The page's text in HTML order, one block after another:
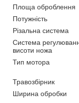
Площа оброблення
Потужність
Різальна система
Система
висоти ножа
Тип мотора
Травозбірник
Ширина обробки